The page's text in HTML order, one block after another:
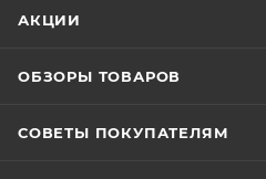
АКЦИИ
ОБЗОРЫ ТОВАРОВ
СОВЕТЫ ПОКУПАТЕЛЯМ